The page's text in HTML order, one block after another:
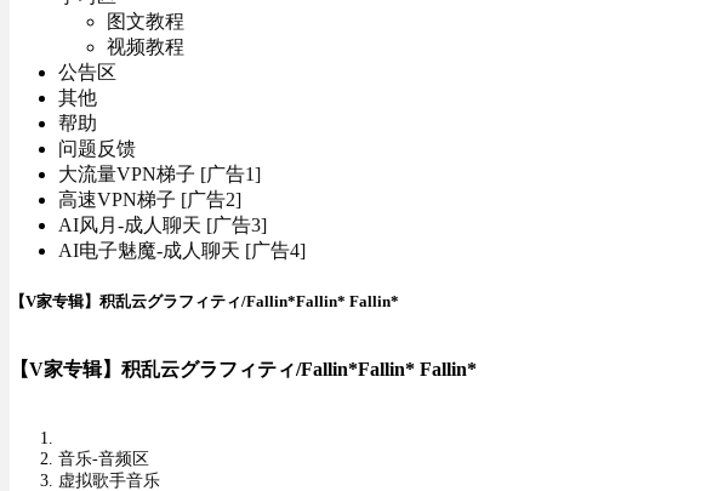
图文教程
视频教程
公告区
其他
帮助
问题反馈
大流量VPN梯子 [广告1]
高速VPN梯子 [广告2]
AI风月-成人聊天 [广告3]
AI电子魅魔-成人聊天 [广告4]
【V家专辑】积乱云グラフィティ/Fallin*Fallin* Fallin*
【V家专辑】积乱云グラフィティ/Fallin*Fallin* Fallin*
音乐-音频区
虚拟歌手音乐